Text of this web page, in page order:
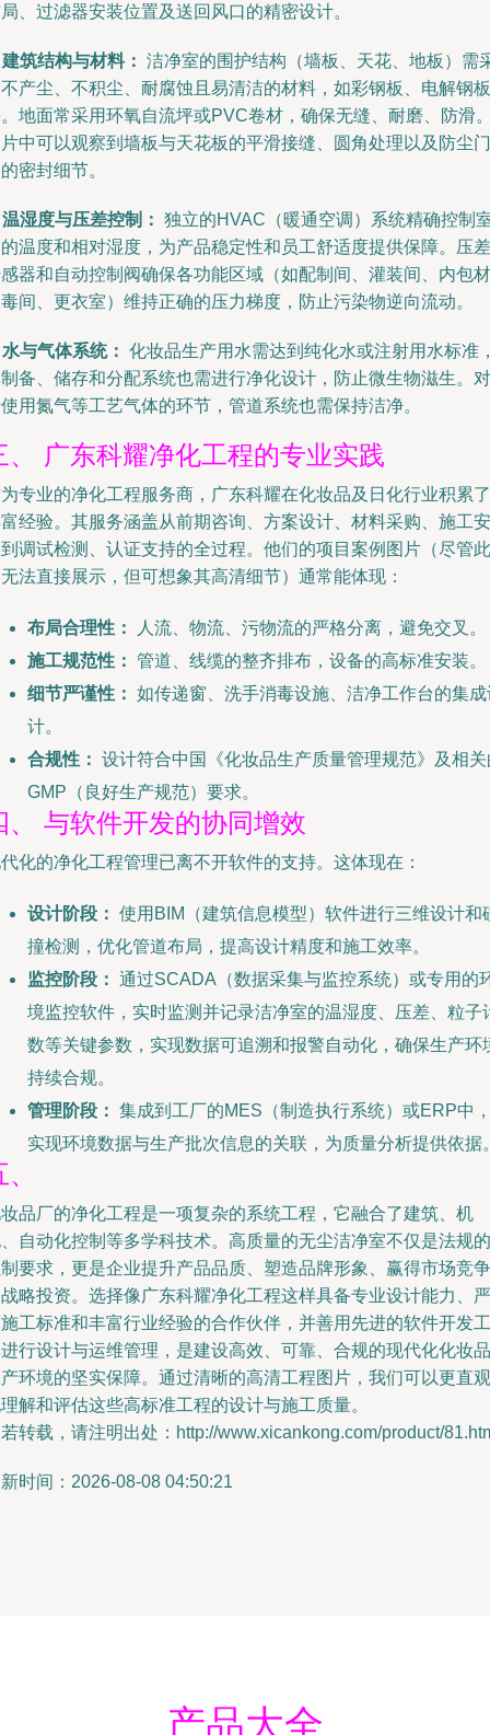
、过滤器安装位置及送回风口的精密设计。
筑结构与材料： 洁净室的围护结构（墙板、天花、地板）需
产尘、不积尘、耐腐蚀且易清洁的材料，如彩钢板、电解钢板
地面常采用环氧自流坪或PVC卷材，确保无缝、耐磨、防滑
中可以观察到墙板与天花板的平滑接缝、圆角处理以及防尘门
密封细节。
湿度与压差控制： 独立的HVAC（暖通空调）系统精确控制
温度和相对湿度，为产品稳定性和员工舒适度提供保障。压差
器和自动控制阀确保各功能区域（如配制间、灌装间、内包材
间、更衣室）维持正确的压力梯度，防止污染物逆向流动。
与气体系统： 化妆品生产用水需达到纯化水或注射用水标准
备、储存和分配系统也需进行净化设计，防止微生物滋生。对
用氮气等工艺气体的环节，管道系统也需保持洁净。
、 广东科耀净化工程的专业实践
专业的净化工程服务商，广东科耀在化妆品及日化行业积累了
经验。其服务涵盖从前期咨询、方案设计、材料采购、施工安
调试检测、认证支持的全过程。他们的项目案例图片（尽管此
法直接展示，但可想象其高清细节）通常能体现：
布局合理性：
人流、物流、污物流的严格分离，避免交叉。
施工规范性： 管道、线缆的整齐排布，设备的高标准安装。
细节严谨性： 如传递窗、洗手消毒设施、洁净工作台的集成
计。
合规性： 设计符合中国《化妆品生产质量管理规范》及相关
GMP（良好生产规范）要求。
、 与软件开发的协同增效
化的净化工程管理已离不开软件的支持。这体现在：
设计阶段： 使用BIM（建筑信息模型）软件进行三维设计和
撞检测，优化管道布局，提高设计精度和施工效率。
监控阶段： 通过SCADA（数据采集与监控系统）或专用的
境监控软件，实时监测并记录洁净室的温湿度、压差、粒子
数等关键参数，实现数据可追溯和报警自动化，确保生产环
持续合规。
管理阶段： 集成到工厂的MES（制造执行系统）或ERP中
实现环境数据与生产批次信息的关联，为质量分析提供依据
品厂的净化工程是一项复杂的系统工程，它融合了建筑、机
自动化控制等多学科技术。高质量的无尘洁净室不仅是法规的
要求，更是企业提升产品品质、塑造品牌形象、赢得市场竞争
略投资。选择像广东科耀净化工程这样具备专业设计能力、严
工标准和丰富行业经验的合作伙伴，并善用先进的软件开发工
行设计与运维管理，是建设高效、可靠、合规的现代化化妆品
环境的坚实保障。通过清晰的高清工程图片，我们可以更直观
解和评估这些高标准工程的设计与施工质量。
转载，请注明出处：http://www.xicankong.com/product/
时间：2026-08-08 04:50:21
产品大全